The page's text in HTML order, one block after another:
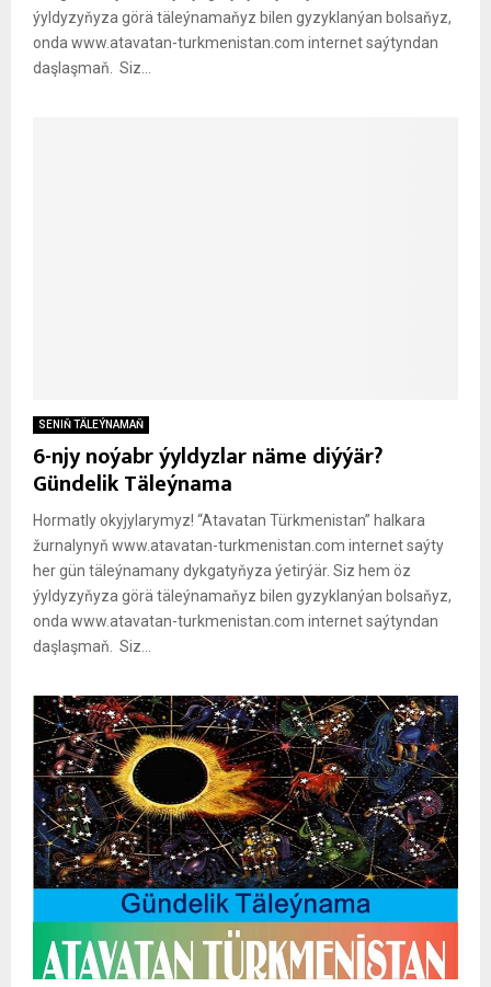
ýyldyzyňyza görä täleýnamaňyz bilen gyzyklanýan bolsaňyz,
onda www.atavatan-turkmenistan.com internet saýtyndan
daşlaşmaň. Siz...
SENIŇ TÄLEÝNAMAŇ
6-njy noýabr ýyldyzlar näme diýýär?
Gündelik Täleýnama
Hormatly okyjylarymyz! “Atavatan Türkmenistan” halkara
žurnalynyň www.atavatan-turkmenistan.com internet saýty
her gün täleýnamany dykgatyňyza ýetirýär. Siz hem öz
ýyldyzyňyza görä täleýnamaňyz bilen gyzyklanýan bolsaňyz,
onda www.atavatan-turkmenistan.com internet saýtyndan
daşlaşmaň. Siz...